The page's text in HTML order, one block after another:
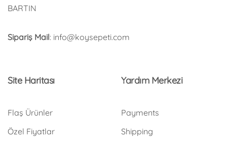
BARTIN
Sipariş Mail: info@koysepeti.com
Site Haritası
Flaş Ürünler
Özel Fiyatlar
Yardım Merkezi
Payments
Shipping